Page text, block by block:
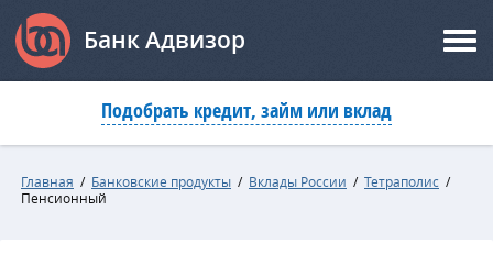
Банк Адвизор
Подобрать кредит, займ или вклад
Главная / Банковские продукты / Вклады России / Тетраполис /
Пенсионный